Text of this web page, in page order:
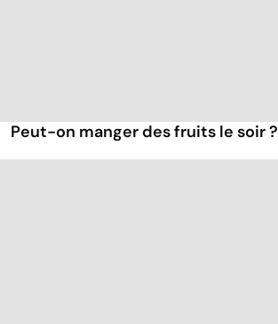
Peut-on manger des fruits le soir ?